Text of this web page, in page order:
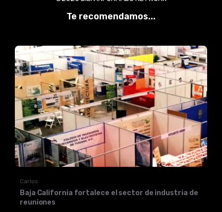
Te recomendamos...
Carlos
Baja California fortalece el sector de industria de
reuniones